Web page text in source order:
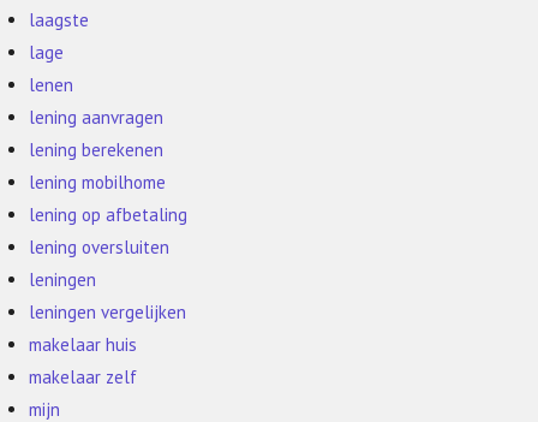
laagste
lage
lenen
lening aanvragen
lening berekenen
lening mobilhome
lening op afbetaling
lening oversluiten
leningen
leningen vergelijken
makelaar huis
makelaar zelf
mijn